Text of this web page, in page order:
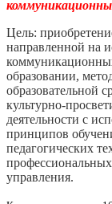
Цель:
направленной на
образовании,
образовательной
культурно-­
деятельности с
принципов
педагогических
управления.